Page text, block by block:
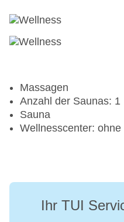
Massagen
Anzahl der Saunas: 1
Sauna
Wellnesscenter: ohne
Ihr TUI